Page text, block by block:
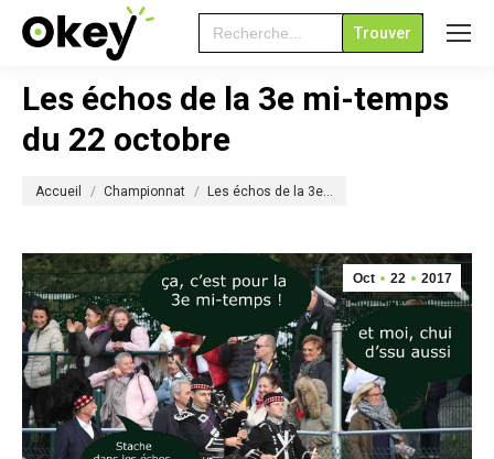
Search
for:
Les échos de la 3e mi-temps
du 22 octobre
Accueil Championnat Les échos de la 3e…
Oct 22 2017